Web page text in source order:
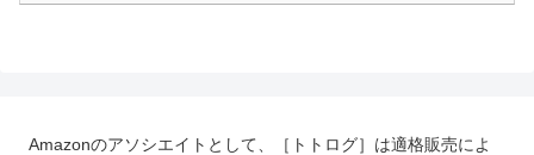
Amazonのアソシエイトとして、［トトログ］は適格販売によ